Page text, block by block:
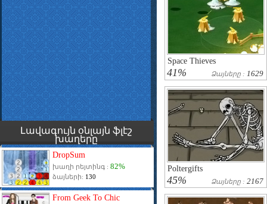
Լավագույն օնլայն ֆլէշ
խաղերը
DropSum
խաղի րեյտինգ : 82%
ձայների: 130
From Geek To Chic
Space Thieves
41% Ձայները : 1629
Poltergifts
45% Ձայները : 2167